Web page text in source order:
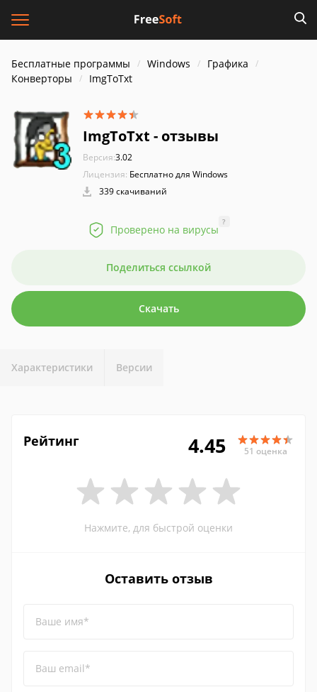
Бесплатные программы Windows
Графика
Конверторы
ImgToTxt
ImgToTxt - отзывы
Версия:3.02
Лицензия: Бесплатно для Windows
339 скачиваний
Проверено на вирусы
?
Поделиться ссылкой
Скачать
Характеристики Версии
Рейтинг 4.45 51 оценка
Нажмите, для быстрой оценки
Оставить отзыв
Ваше имя*
Ваш email*